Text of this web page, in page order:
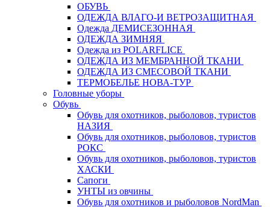
ОБУВЬ
ОДЕЖДА ВЛАГО-И ВЕТРОЗАЩИТНАЯ
Одежда ДЕМИСЕЗОННАЯ
ОДЕЖДА ЗИМНЯЯ
Одежда из POLARFLICE
ОДЕЖДА ИЗ МЕМБРАННОЙ ТКАНИ
ОДЕЖДА ИЗ СМЕСОВОЙ ТКАНИ
ТЕРМОБЕЛЬЕ НОВА-ТУР
Головные уборы
Обувь
Обувь для охотников, рыболовов, туристов
НАЗИЯ
Обувь для охотников, рыболовов, туристов
РОКС
Обувь для охотников, рыболовов, туристов
ХАСКИ
Сапоги
УНТЫ из овчины
Обувь для охотников и рыболовов NordMan